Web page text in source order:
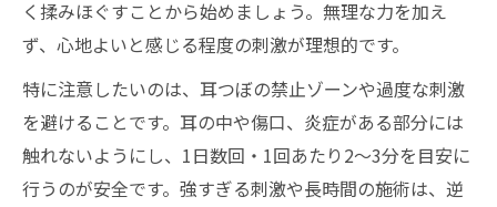
く揉みほぐすことから始めましょう。無理な力を加え
ず、心地よいと感じる程度の刺激が理想的です。
特に注意したいのは、耳つぼの禁止ゾーンや過度な刺激
を避けることです。耳の中や傷口、炎症がある部分には
触れないようにし、1日数回・1回あたり2〜3分を目安に
行うのが安全です。強すぎる刺激や長時間の施術は、逆